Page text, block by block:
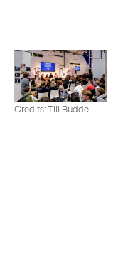
Credits: Till Budde